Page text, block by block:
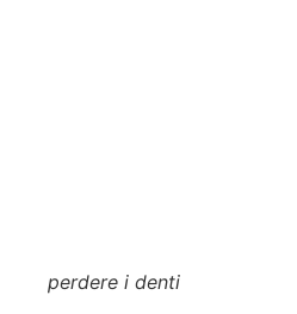
perdere i denti